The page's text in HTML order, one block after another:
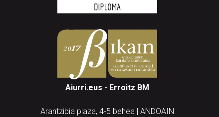
Aiurri.eus - Erroitz BM
Arantzibia plaza, 4-5 behea | ANDOAIN